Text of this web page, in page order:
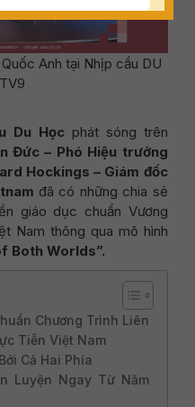
Anh tại Nhịp cầu DU
Du Họcphát sóng trên
Đức – Phó Hiệu trưởng
Hockings – Giám đốc
đã có những chia sẻ
giáo dục chuẩn Vương
Nam thông qua mô hình
Both Worlds”.
Chương Trình Liên
Tiễn Việt Nam
Cả Hai Phía
Luyện Ngay Từ Năm